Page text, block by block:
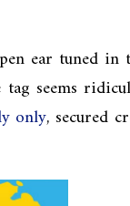
ear tuned
seems
only, secured